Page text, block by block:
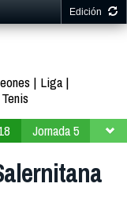
Edición
Liga
Tenis
Jornada 5